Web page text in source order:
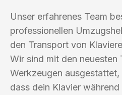
Unser erfahrenes Team
professionellen
den Transport von
Wir sind mit den neuesten
Werkzeugen ausgestattet,
dass dein Klavier